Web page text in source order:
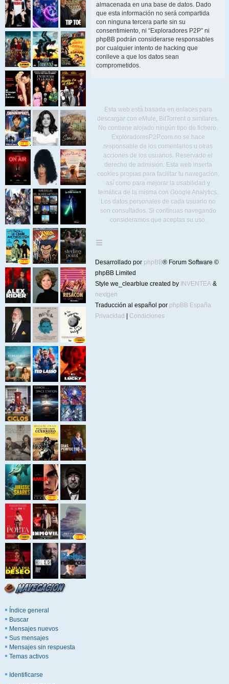
Índice general
Buscar
Mensajes nuevos
Sus mensajes
Mensajes sin respuesta
Temas activos
Identificarse
almacenada en una base de datos. Dado
que esta información no será compartida
con ninguna tercera parte sin su
consentimiento, ni “Exploradores P2P” ni
phpBB podrán considerarse responsables
por cualquier intento de hacking que
conlleve a que los datos sean
comprometidos.
Esta web está basada en enlaces para
descargar con eMule, BitTorrent o similares.
No contiene alojado ningún tipo de fichero.
ExploradoresP2P.com no se hace
responsable de los comentarios u otras
acciones de los usuarios. Reservado el
derecho de admisión. Esta web inserta
cookies propias para facilitar tu navegación,
así como para mejorar la usabilidad y
temática de la misma con Google Analytics.
Los datos personales de cada usuario no
son consultados. Si continuas navegando
consideramos que aceptas su uso.
Desarrollado por phpBB® Forum Software ©
phpBB Limited
Style we_clearblue created by INVENTEA &
nextgen
Traducción al español por phpBB España
Privacidad
Condiciones